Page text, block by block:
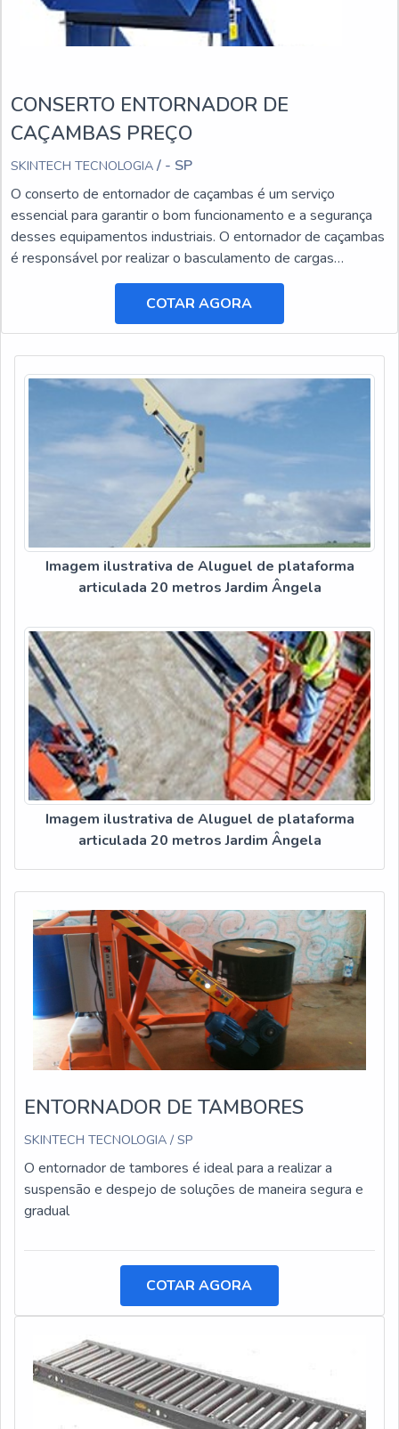
CONSERTO ENTORNADOR DE
CAÇAMBAS PREÇO
SKINTECH TECNOLOGIA / - SP
O conserto de entornador de caçambas é um serviço
essencial para garantir o bom funcionamento e a segurança
desses equipamentos industriais. O entornador de caçambas
é responsável por realizar o basculamento de cargas
pesadas, facilitando o transporte e a descarga de materiais.
COTAR AGORA
Imagem ilustrativa de Aluguel de plataforma
articulada 20 metros Jardim Ângela
Imagem ilustrativa de Aluguel de plataforma
articulada 20 metros Jardim Ângela
ENTORNADOR DE TAMBORES
SKINTECH TECNOLOGIA / SP
O entornador de tambores é ideal para a realizar a
suspensão e despejo de soluções de maneira segura e
gradual
COTAR AGORA